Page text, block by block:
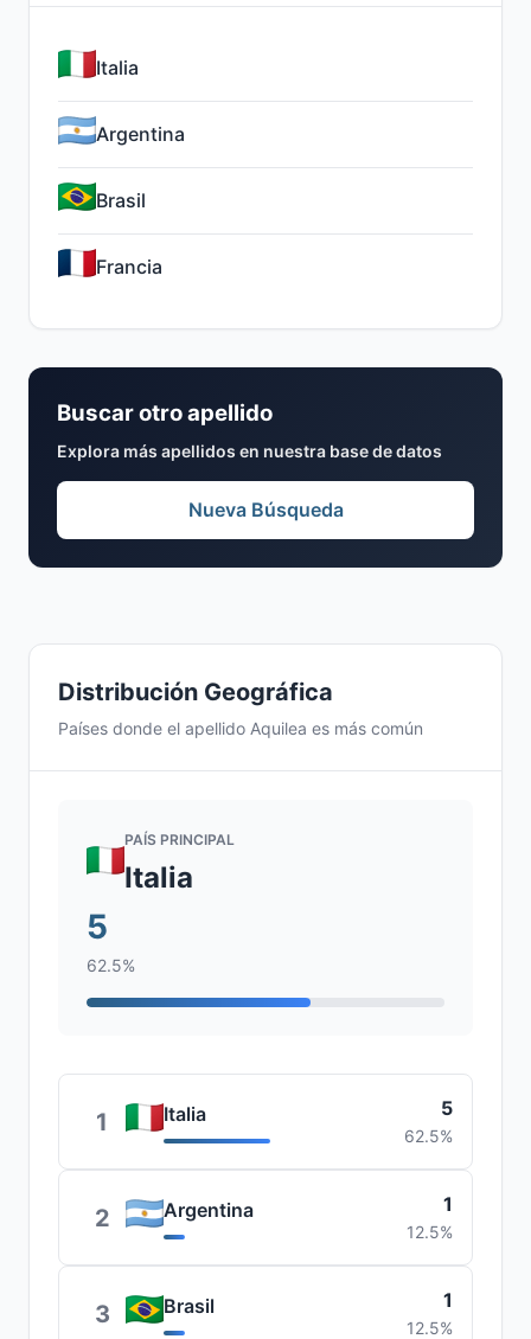
Distribución Geográfica
Países donde el apellido Aquilea es más común
PAÍS PRINCIPAL
Italia
5
62.5%
1 Italia 5
62.5%
2 Argentina 1
12.5%
3 Brasil 1
12.5%
Italia
Argentina
Brasil
Francia
Buscar otro apellido
Explora más apellidos en nuestra base de datos
Nueva Búsqueda